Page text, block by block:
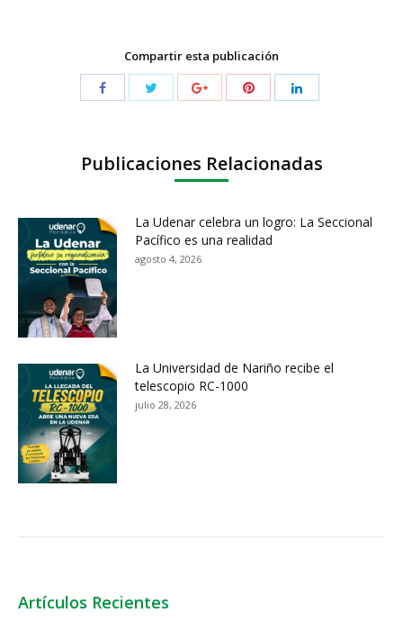
Compartir esta publicación
Publicaciones Relacionadas
La Udenar celebra un logro: La Seccional
Pacífico es una realidad
agosto 4, 2026
La Universidad de Nariño recibe el
telescopio RC-1000
julio 28, 2026
Artículos Recientes